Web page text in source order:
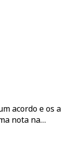
acordo e
nota na…